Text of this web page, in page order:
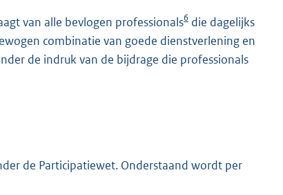
van alle bevlogen professionals6 die dagelijks
combinatie van goede dienstverlening en
de indruk van de bijdrage die professionals
de Participatiewet. Onderstaand wordt per